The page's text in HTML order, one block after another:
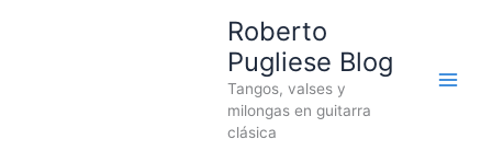
Roberto
Pugliese Blog
Tangos, valses y
milongas en guitarra
clásica